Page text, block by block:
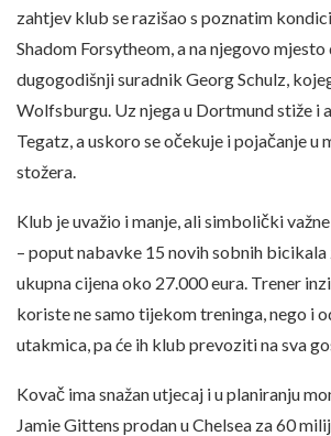
zahtjev klub se razišao s poznatim
Shadom Forsytheom, a na njegovo
dugogodišnji suradnik Georg Schulz,
Wolfsburgu. Uz njega u Dortmund stiže i
Tegatz, a uskoro se očekuje i pojačanje u
stožera.
Klub je uvažio i manje, ali simbolički
– poput nabavke 15 novih sobnih bicikala
ukupna cijena oko 27.000 eura. Trener
koriste ne samo tijekom treninga, nego i
utakmica, pa će ih klub prevoziti na sva
Kovač ima snažan utjecaj i u planiranju
Jamie Gittens prodan u Chelsea za 60